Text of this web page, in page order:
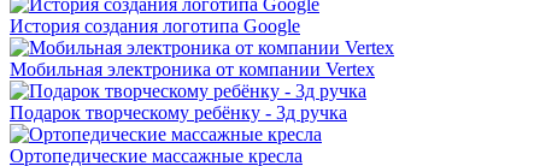
История создания логотипа Google
Мобильная электроника от компании Vertex
Подарок творческому ребёнку - 3д ручка
Ортопедические массажные кресла